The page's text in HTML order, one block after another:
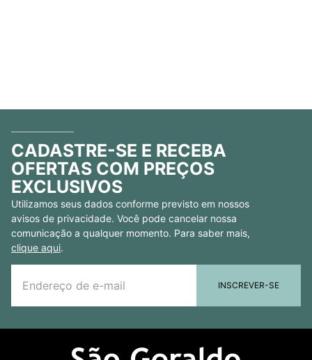
CADASTRE-SE E RECEBA
OFERTAS COM PREÇOS
EXCLUSIVOS
Utilizamos seus dados conforme previsto em nossos
avisos de privacidade. Você pode cancelar nossa
comunicação a qualquer momento. Para saber mais,
clique aqui.
INSCREVER-SE